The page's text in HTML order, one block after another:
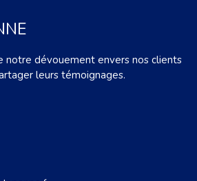
notre dévouement envers nos clients
leurs témoignages.